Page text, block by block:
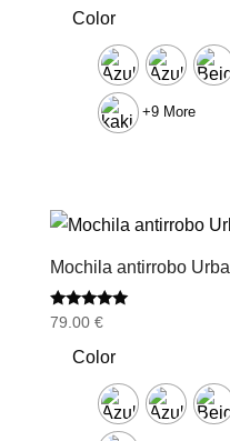
5.00
de 5Color
+9 More
Mochila antirrobo
Valorado
5.00
de 5
79.00 €
Color